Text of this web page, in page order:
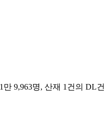
9,963명, 산재 1건의 DL건